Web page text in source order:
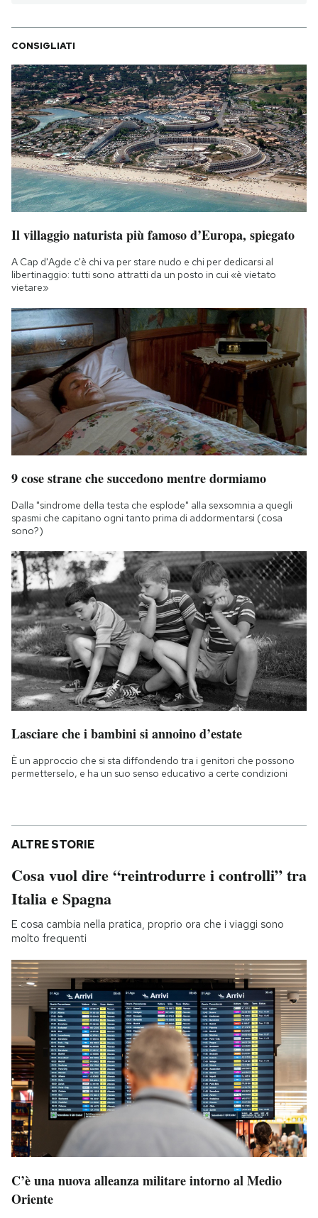
CONSIGLIATI
Il villaggio naturista più famoso d’Europa, spiegato
A Cap d'Agde c'è chi va per stare nudo e chi per dedicarsi al
libertinaggio: tutti sono attratti da un posto in cui «è vietato
vietare»
9 cose strane che succedono mentre dormiamo
Dalla "sindrome della testa che esplode" alla sexsomnia a quegli
spasmi che capitano ogni tanto prima di addormentarsi (cosa
sono?)
Lasciare che i bambini si annoino d’estate
È un approccio che si sta diffondendo tra i genitori che possono
permetterselo, e ha un suo senso educativo a certe condizioni
ALTRE STORIE
Cosa vuol dire “reintrodurre i controlli” tra
Italia e Spagna
E cosa cambia nella pratica, proprio ora che i viaggi sono
molto frequenti
C’è una nuova alleanza militare intorno al Medio
Oriente